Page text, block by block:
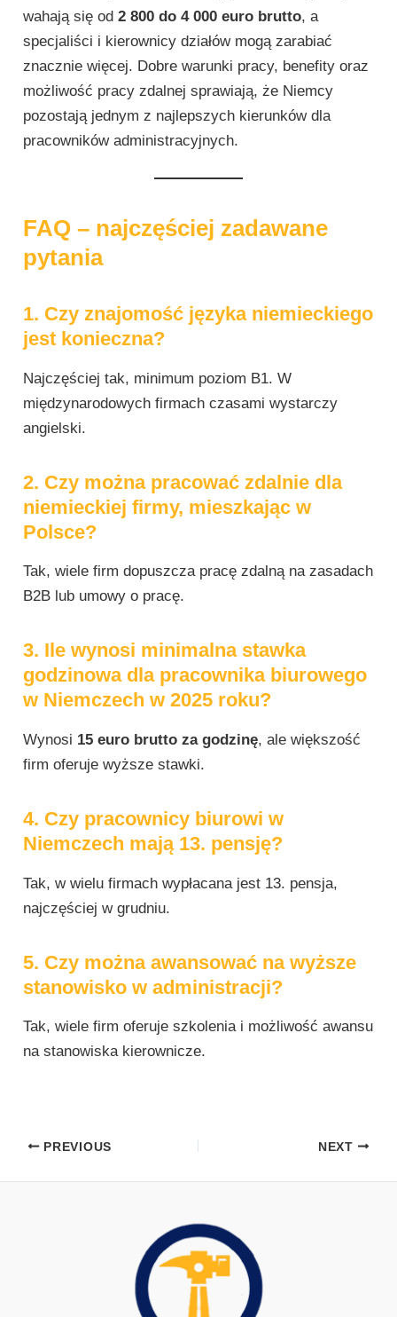
wahają się od2 800 do 4 000 euro brutto, a
specjaliści i kierownicy działów mogą zarabiać
znacznie więcej. Dobre warunki pracy, benefity oraz
możliwość pracy zdalnej sprawiają, że Niemcy
pozostają jednym z najlepszych kierunków dla
pracowników administracyjnych.
FAQ – najczęściej zadawane
pytania
1. Czy znajomość języka niemieckiego
jest konieczna?
Najczęściej tak, minimum poziom B1. W
międzynarodowych firmach czasami wystarczy
angielski.
2. Czy można pracować zdalnie dla
niemieckiej firmy, mieszkając w
Polsce?
Tak, wiele firm dopuszcza pracę zdalną na zasadach
B2B lub umowy o pracę.
3. Ile wynosi minimalna stawka
godzinowa dla pracownika biurowego
w Niemczech w 2025 roku?
Wynosi 15 euro brutto za godzinę, ale większość
firm oferuje wyższe stawki.
4. Czy pracownicy biurowi w
Niemczech mają 13. pensję?
Tak, w wielu firmach wypłacana jest 13. pensja,
najczęściej w grudniu.
5. Czy można awansować na wyższe
stanowisko w administracji?
Tak, wiele firm oferuje szkolenia i możliwość awansu
na stanowiska kierownicze.
PREVIOUS NEXT